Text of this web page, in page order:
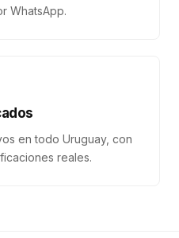
WhatsApp.
en todo Uruguay, con
reales.